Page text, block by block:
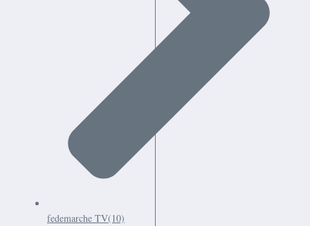
fedemarche TV(10)